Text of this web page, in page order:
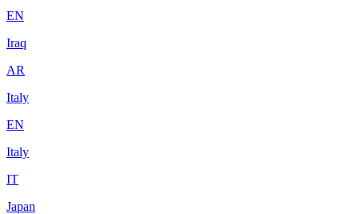
EN
Iraq
AR
Italy
EN
Italy
IT
Japan